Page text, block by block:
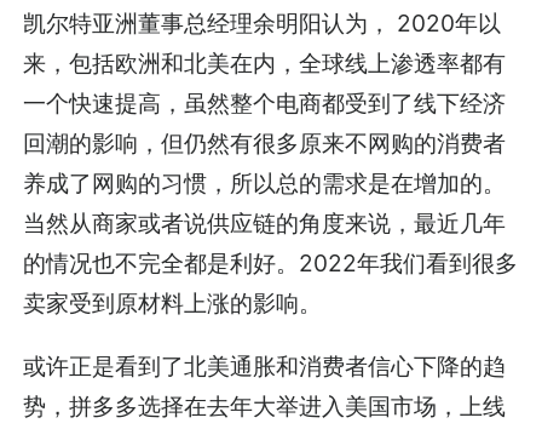
凯尔特亚洲董事总经理余明阳认为， 2020年以
来，包括欧洲和北美在内，全球线上渗透率都有
一个快速提高，虽然整个电商都受到了线下经济
回潮的影响，但仍然有很多原来不网购的消费者
养成了网购的习惯，所以总的需求是在增加的。
当然从商家或者说供应链的角度来说，最近几年
的情况也不完全都是利好。2022年我们看到很多
卖家受到原材料上涨的影响。
或许正是看到了北美通胀和消费者信心下降的趋
势，拼多多选择在去年大举进入美国市场，上线